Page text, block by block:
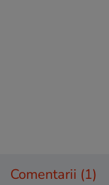
Comentarii (1)